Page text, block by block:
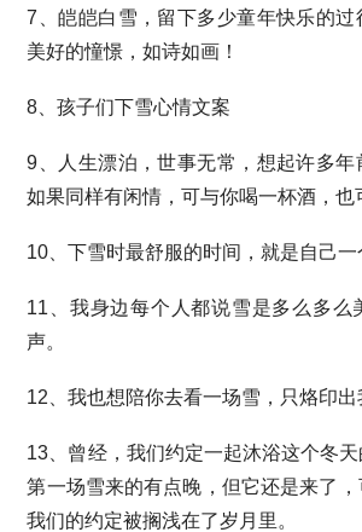
7、皑皑白雪，留下多少童年快乐的过
美好的憧憬，如诗如画！
8、孩子们下雪心情文案
9、人生漂泊，世事无常，想起许多年
如果同样有闲情，可与你喝一杯酒，也
10、下雪时最舒服的时间，就是自己一
11、我身边每个人都说雪是多么多么
声。
12、我也想陪你去看一场雪，只烙印出
13、曾经，我们约定一起沐浴这个冬
第一场雪来的有点晚，但它还是来了，
我们的约定被搁浅在了岁月里。